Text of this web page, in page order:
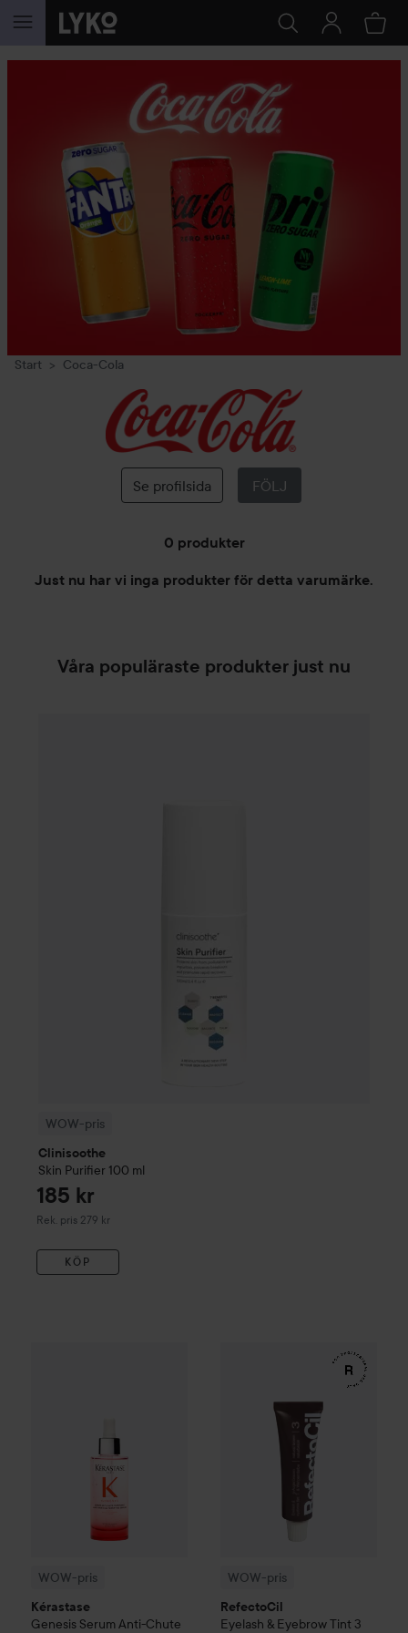
HOPPA TILL INNEHÅLLET
Start Coca-Cola
Coca-
Cola
Se profilsida FÖLJ
0 produkter
HOPPA TILL FILTRERA
Just nu har vi inga produkter för detta varumärke.
Våra populäraste produkter just nu
WOW-pris
Clinisoothe
Skin Purifier 100 ml
185 kr
Rek. pris 279 kr
Rekommenderat pris 279 kr
KÖP
Skin Purifier
WOW-pris
Kérastase
Genesis Serum Anti-Chute
Serum Anti-Chute Fortifiant
WOW-pris
RefectoCil
Eyelash & Eyebrow Tint 3
RefectoCilEyelash